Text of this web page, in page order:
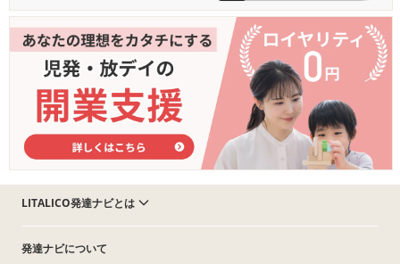
LITALICO発達ナビとは
発達ナビについて